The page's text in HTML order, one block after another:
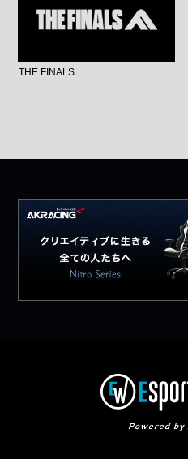
THE FINALS